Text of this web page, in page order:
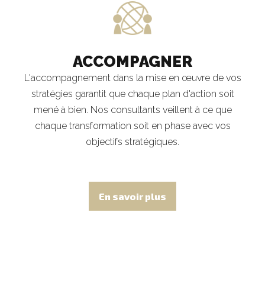
ACCOMPAGNER
L'accompagnement dans la mise en œuvre de vos
stratégies garantit que chaque plan d'action soit
mené à bien. Nos consultants veillent à ce que
chaque transformation soit en phase avec vos
objectifs stratégiques.
En savoir plus